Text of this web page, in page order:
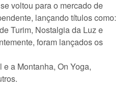
voltou para o mercado de
lançando títulos como:
Turim, Nostalgia da Luz e
foram lançados os
a Montanha, On Yoga,